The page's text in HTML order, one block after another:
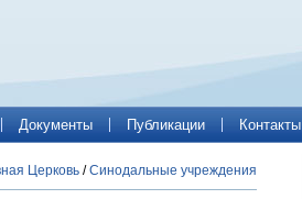
Документы Публикации Контакты
Церковь /Синодальные учреждения